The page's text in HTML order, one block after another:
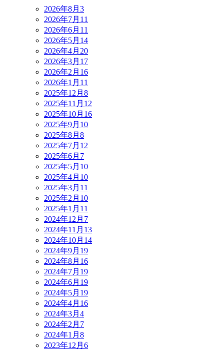
2026年8月 3
2026年7月 11
2026年6月 11
2026年5月 14
2026年4月 20
2026年3月 17
2026年2月 16
2026年1月 11
2025年12月 8
2025年11月 12
2025年10月 16
2025年9月 10
2025年8月 8
2025年7月 12
2025年6月 7
2025年5月 10
2025年4月 10
2025年3月 11
2025年2月 10
2025年1月 11
2024年12月 7
2024年11月 13
2024年10月 14
2024年9月 19
2024年8月 16
2024年7月 19
2024年6月 19
2024年5月 19
2024年4月 16
2024年3月 4
2024年2月 7
2024年1月 8
2023年12月 6